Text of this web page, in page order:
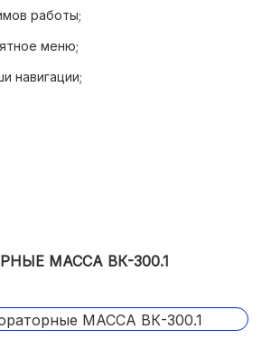
работы;
меню;
навигации;
комплекте.
МАССА ВК-300.1